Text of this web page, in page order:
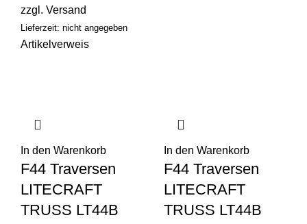
zzgl. Versand
Lieferzeit: nicht angegeben
Artikelverweis
In den Warenkorb
F44 Traversen
LITECRAFT
TRUSS LT44B
In den Warenkorb
F44 Traversen
LITECRAFT
TRUSS LT44B